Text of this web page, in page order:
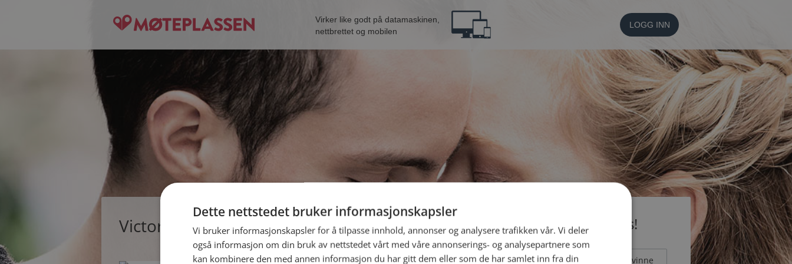
Virker like godt på datamaskinen,
nettbrettet og mobilen
LOGG INN
Victor, single mann fra Kongsberg Bli medlem gratis!
Jeg er en: Mann Kvinne
Dette nettstedet bruker informasjonskapsler
Vi bruker informasjonskapsler for å tilpasse innhold, annonser og analysere trafikken vår. Vi deler
også informasjon om din bruk av nettstedet vårt med våre annonserings- og analysepartnere som
kan kombinere den med annen informasjon du har gitt dem eller som de har samlet inn fra din